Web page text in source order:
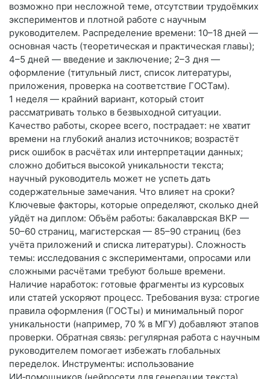
возможно при несложной теме, отсутствии трудоёмких
экспериментов и плотной работе с научным
руководителем. Распределение времени: 10–18 дней —
основная часть (теоретическая и практическая главы);
4–5 дней — введение и заключение; 2–3 дня —
оформление (титульный лист, список литературы,
приложения, проверка на соответствие ГОСТам).
1 неделя — крайний вариант, который стоит
рассматривать только в безвыходной ситуации.
Качество работы, скорее всего, пострадает: не хватит
времени на глубокий анализ источников; возрастёт
риск ошибок в расчётах или интерпретации данных;
сложно добиться высокой уникальности текста;
научный руководитель может не успеть дать
содержательные замечания. Что влияет на сроки?
Ключевые факторы, которые определяют, сколько дней
уйдёт на диплом: Объём работы: бакалаврская ВКР —
50–60 страниц, магистерская — 85–90 страниц (без
учёта приложений и списка литературы). Сложность
темы: исследования с экспериментами, опросами или
сложными расчётами требуют больше времени.
Наличие наработок: готовые фрагменты из курсовых
или статей ускоряют процесс. Требования вуза: строгие
правила оформления (ГОСТы) и минимальный порог
уникальности (например, 70 % в МГУ) добавляют этапов
проверки. Обратная связь: регулярная работа с научным
руководителем помогает избежать глобальных
переделок. Инструменты: использование